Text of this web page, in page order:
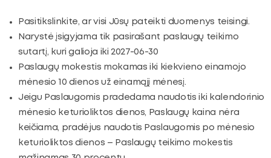
Pasitikslinkite, ar visi Jūsų pateikti duomenys teisingi.
Narystė įsigyjama tik pasirašant paslaugų teikimo
sutartį, kuri galioja iki 2027-06-30
Paslaugų mokestis mokamas iki kiekvieno einamojo
mėnesio 10 dienos už einamąjį mėnesį.
Jeigu Paslaugomis pradedama naudotis iki kalendorinio
mėnesio keturioliktos dienos, Paslaugų kaina nėra
keičiama, pradėjus naudotis Paslaugomis po mėnesio
keturioliktos dienos – Paslaugų teikimo mokestis